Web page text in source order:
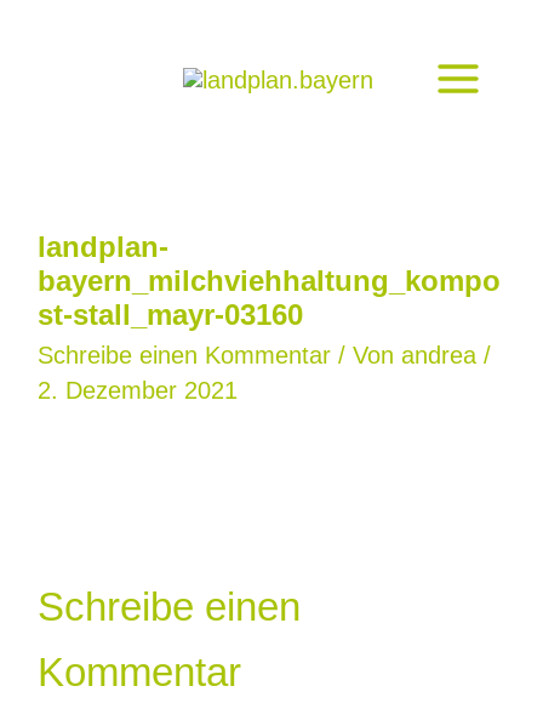
landplan-
bayern_milchviehhaltung_kompo
st-stall_mayr-03160
Schreibe einen Kommentar / Von andrea /
2. Dezember 2021
Schreibe einen
Kommentar